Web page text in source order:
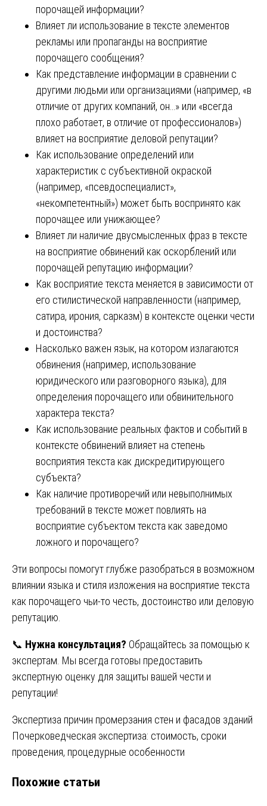
порочащей информации?
Влияет ли использование в тексте элементов
рекламы или пропаганды на восприятие
порочащего сообщения?
Как представление информации в сравнении с
другими людьми или организациями (например, «в
отличие от других компаний, он…» или «всегда
плохо работает, в отличие от профессионалов»)
влияет на восприятие деловой репутации?
Как использование определений или
характеристик с субъективной окраской
(например, «псевдоспециалист»,
«некомпетентный») может быть воспринято как
порочащее или унижающее?
Влияет ли наличие двусмысленных фраз в тексте
на восприятие обвинений как оскорблений или
порочащей репутацию информации?
Как восприятие текста меняется в зависимости от
его стилистической направленности (например,
сатира, ирония, сарказм) в контексте оценки чести
и достоинства?
Насколько важен язык, на котором излагаются
обвинения (например, использование
юридического или разговорного языка), для
определения порочащего или обвинительного
характера текста?
Как использование реальных фактов и событий в
контексте обвинений влияет на степень
восприятия текста как дискредитирующего
субъекта?
Как наличие противоречий или невыполнимых
требований в тексте может повлиять на
восприятие субъектом текста как заведомо
ложного и порочащего?
Эти вопросы помогут глубже разобраться в возможном
влиянии языка и стиля изложения на восприятие текста
как порочащего чьи-то честь, достоинство или деловую
репутацию.
📞 Нужна консультация? Обращайтесь за помощью к
экспертам. Мы всегда готовы предоставить
экспертную оценку для защиты вашей чести и
репутации!
Навигация
по
Экспертиза причин промерзания стен и фасадов зданий
Почерковедческая экспертиза: стоимость, сроки
проведения, процедурные особенности
Похожие статьи